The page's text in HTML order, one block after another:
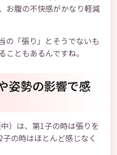
お腹の不快感がかなり軽減
の「張り」とそうでないも
こともあるんですね。
姿勢の影響で感
）は、第1子の時は張りを
の時はほとんど感じなく